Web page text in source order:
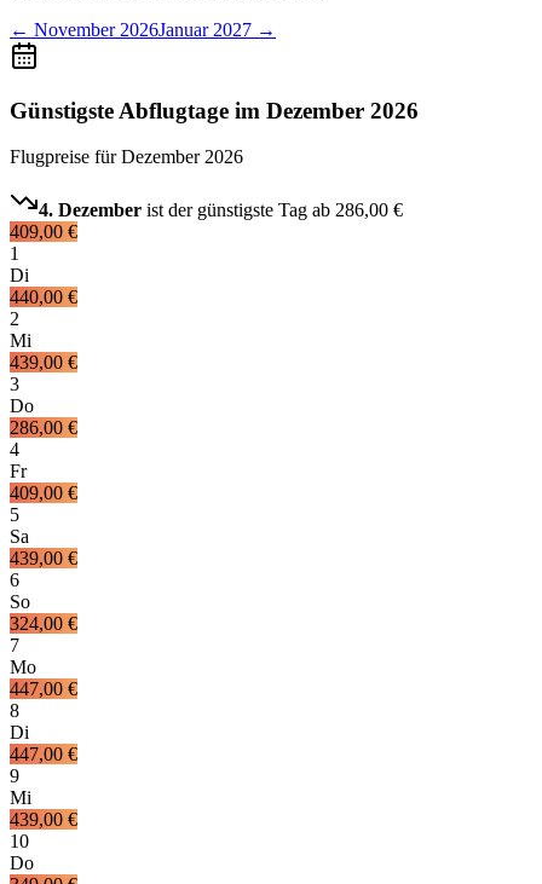
← November 2026Januar 2027 →
Günstigste Abflugtage im Dezember 2026
Flugpreise fürDezember 2026
4. Dezember ist der günstigste Tag ab 286,00 €
409,00 €
1
Di
440,00 €
2
Mi
439,00 €
3
Do
286,00 €
4
Fr
409,00 €
5
Sa
439,00 €
6
So
324,00 €
7
Mo
447,00 €
8
Di
447,00 €
9
Mi
439,00 €
10
Do